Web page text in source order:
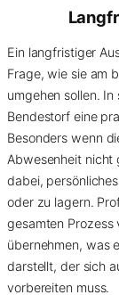
Ein langfristiger
Frage, wie sie am
umgehen sollen.
Bendestorf eine
Besonders wenn
Abwesenheit nicht
dabei,
oder zu lagern.
gesamten Prozess
übernehmen, was
darstellt, der sich
vorbereiten muss.